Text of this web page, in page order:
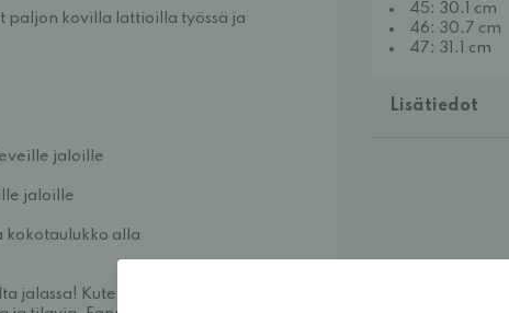
paljon kovilla lattioilla työssä ja
jaloille
jaloille
kokotaulukko alla
jalassa! Kuten aiemmin
45: 30.1 cm
46: 30.7 cm
47: 31.1 cm
Lisätiedot